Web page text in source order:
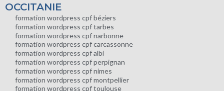
OCCITANIE
formation wordpress cpf béziers
formation wordpress cpf tarbes
formation wordpress cpf narbonne
formation wordpress cpf carcassonne
formation wordpress cpf albi
formation wordpress cpf perpignan
formation wordpress cpf nimes
formation wordpress cpf montpellier
formation wordpress cpf toulouse